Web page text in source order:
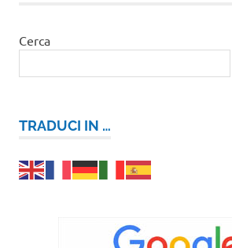
Cerca
TRADUCI IN …